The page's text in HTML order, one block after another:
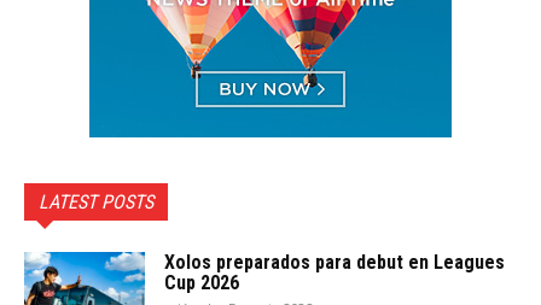
LATEST POSTS
Xolos preparados para debut en Leagues
Cup 2026